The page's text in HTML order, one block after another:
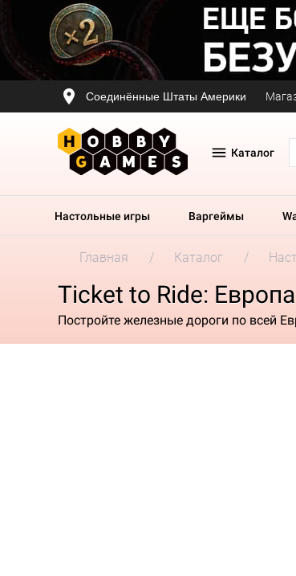
Соединённые Штаты Америки
Каталог
Настольные игры Варгеймы
Главная Каталог
Ticket to Ride: Европа
Постройте железные дороги по всей